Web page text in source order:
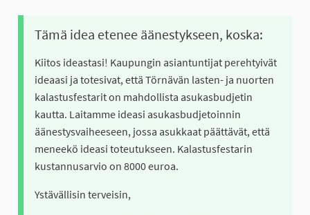
Tämä idea etenee äänestykseen, koska:
Kiitos ideastasi! Kaupungin asiantuntijat perehtyivät
ideaasi ja totesivat, että Törnävän lasten- ja nuorten
kalastusfestarit on mahdollista asukasbudjetin
kautta. Laitamme ideasi asukasbudjetoinnin
äänestysvaiheeseen, jossa asukkaat päättävät, että
meneekö ideasi toteutukseen. Kalastusfestarin
kustannusarvio on 8000 euroa.
Ystävällisin terveisin,